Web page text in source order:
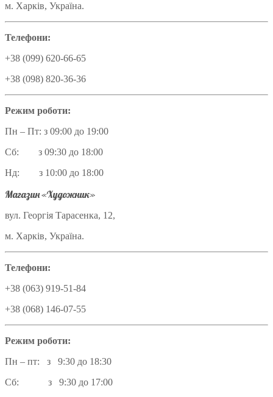
м. Харків, Україна.
Телефони:
+38 (099) 620-66-65
+38 (098) 820-36-36
Режим роботи:
Пн – Пт: з 09:00 до 19:00
Сб: з 09:30 до 18:00
Нд: з 10:00 до 18:00
Магазин «Художник»
вул. Георгія Тарасенка, 12,
м. Харків, Україна.
Телефони:
+38 (063) 919-51-84
+38 (068) 146-07-55
Режим роботи:
Пн – пт: з 9:30 до 18:30
Сб: з 9:30 до 17:00